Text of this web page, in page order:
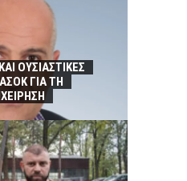
ΟΥΣΙΑΣΤΙΚΕΣ
ΓΙΑ ΤΗ